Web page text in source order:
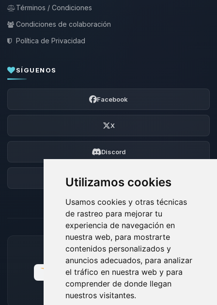
Utilizamos cookies
Usamos cookies y otras técnicas
de rastreo para mejorar tu
experiencia de navegación en
nuestra web, para mostrarte
contenidos personalizados y
anuncios adecuados, para analizar
el tráfico en nuestra web y para
comprender de donde llegan
nuestros visitantes.
Términos / Condiciones
Condiciones de colaboración
Política de Privacidad
SÍGUENOS
Facebook
X
Discord
Foro
MÉTODOS DE PAGO ACEPTADOS